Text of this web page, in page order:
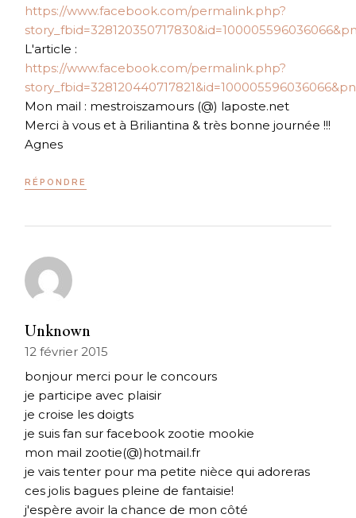
https://www.facebook.com/permalink.php?
L'article :
https://www.facebook.com/permalink.php?
Mon mail : mestroiszamours (@) laposte.net
Merci à vous et à Briliantina & très bonne journée !!!
Agnes
RÉPONDRE
Unknown
12 février 2015
bonjour merci pour le concours
je participe avec plaisir
je croise les doigts
je suis fan sur facebook zootie mookie
mon mail zootie(@)hotmail.fr
je vais tenter pour ma petite nièce qui adoreras
ces jolis bagues pleine de fantaisie!
j'espère avoir la chance de mon côté